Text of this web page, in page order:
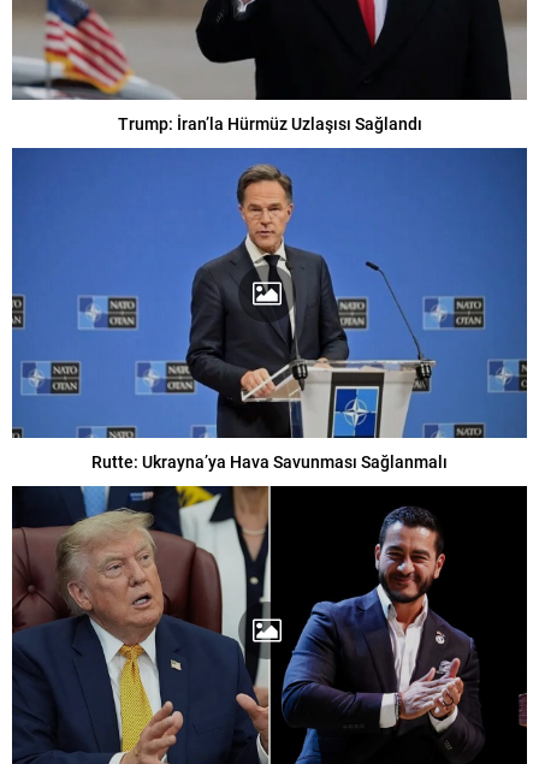
Trump: İran’la Hürmüz Uzlaşısı Sağlandı
Rutte: Ukrayna’ya Hava Savunması Sağlanmalı